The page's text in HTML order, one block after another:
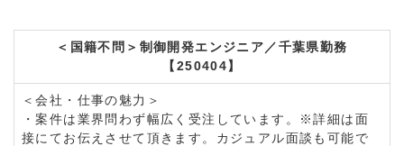
＜国籍不問＞制御開発エンジニア／千葉県勤務
【250404】
＜会社・仕事の魅力＞
・案件は業界問わず幅広く受注しています。※詳細は面
接にてお伝えさせて頂きます。カジュアル面談も可能で